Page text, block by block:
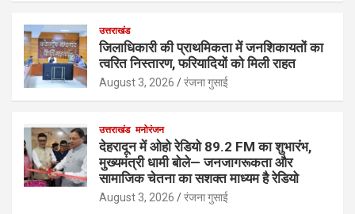
उत्तराखंड
जिलाधिकारी की प्राथमिकता में जनशिकायतों का
त्वरित निस्तारण, फरियादियों को मिली राहत
August 3, 2026 रंजना गुसाई
उत्तराखंड मनोरंजन
देहरादून में ओहो रेडियो 89.2 FM का शुभारंभ,
मुख्यमंत्री धामी बोले— जनजागरूकता और
सामाजिक चेतना का सशक्त माध्यम है रेडियो
August 3, 2026 रंजना गुसाई